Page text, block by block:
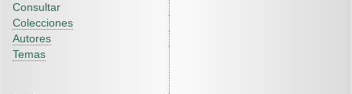
Consultar
Colecciones
Autores
Temas